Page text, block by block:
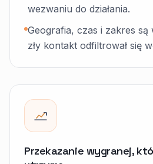
wezwaniu do działania.
Geografia, czas i zakres
zły kontakt odfiltrował się
Przekazanie wygranej,